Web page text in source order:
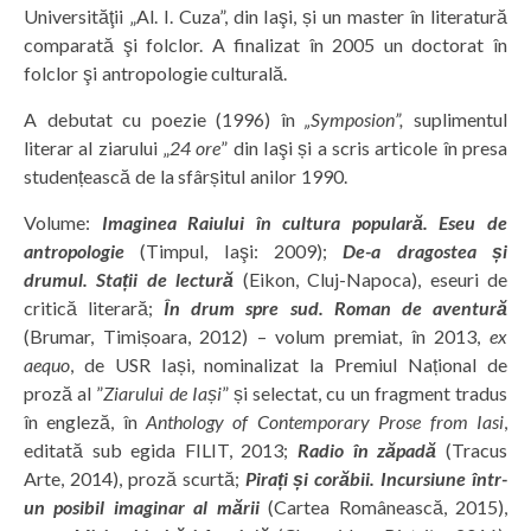
Universităţii „Al. I. Cuza”, din Iaşi, și un master în literatură
comparată şi folclor. A finalizat în 2005 un doctorat în
folclor şi antropologie culturală.
A debutat cu poezie (1996) în„Symposion”, suplimentul
literar al ziarului „24 ore” din Iaşi și a scris articole în presa
studențească de la sfârșitul anilor 1990.
Volume: Imaginea Raiului în cultura populară. Eseu de
antropologie (Timpul, Iaşi: 2009);De-a dragostea și
drumul. Stații de lectură (Eikon, Cluj-Napoca), eseuri de
critică literară; În drum spre sud. Roman de aventură
(Brumar, Timișoara, 2012) – volum premiat, în 2013, ex
aequo, de USR Iași, nominalizat la Premiul Național de
proză al ”Ziarului de Iași” și selectat, cu un fragment tradus
în engleză, înAnthology of Contemporary Prose from Iasi,
editată sub egida FILIT, 2013;Radio în zăpadă (Tracus
Arte, 2014), proză scurtă; Pirați și corăbii. Incursiune într-
un posibil imaginar al mării(Cartea Românească, 2015),